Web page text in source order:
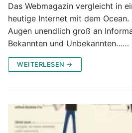
Das Webmagazin vergleicht in
heutige Internet mit dem Ocean.
Augen unendlich groß an
Bekannten und Unbekannten……
WEITERLESEN →